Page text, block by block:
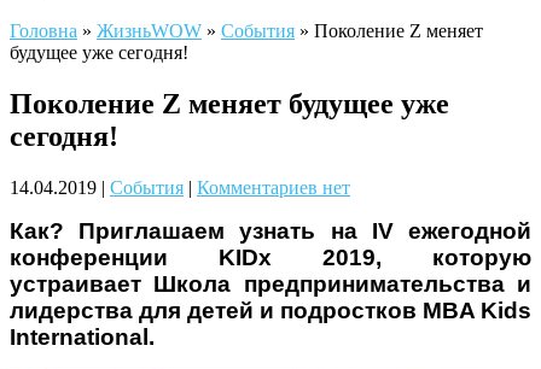
Чому дітям корисно читати
Материнське вигорання: як
Головна » ЖизньWOW » События » Поколение Z меняет
будущее уже сегодня!
Поколение Z меняет будущее уже
сегодня!
14.04.2019 | События | Комментариев нет
Как? Приглашаем узнать на IV ежегодной
конференции KIDx 2019, которую
устраивает Школа предпринимательства и
лидерства для детей и подростков MBA Kids
International.